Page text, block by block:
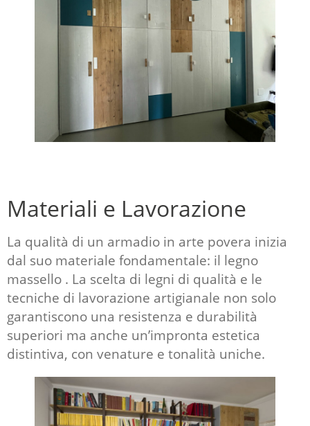
Materiali e Lavorazione
La qualità di un armadio in arte povera inizia
dal suo materiale fondamentale: il legno
massello . La scelta di legni di qualità e le
tecniche di lavorazione artigianale non solo
garantiscono una resistenza e durabilità
superiori ma anche un’impronta estetica
distintiva, con venature e tonalità uniche.